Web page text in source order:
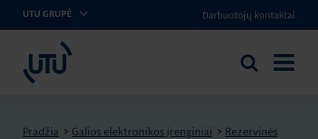
UTU GRUPĖ Darbuotojų kontaktai
UTU Lithuania
Ieškoti
Pradžia > Galios elektronikos įrenginiai > Rezervinės